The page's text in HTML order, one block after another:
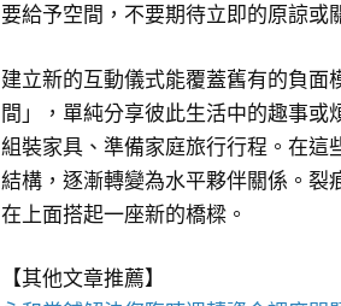
要給予空間，不要期待立即的原諒或
建立新的互動儀式能覆蓋舊有的負
間」，單純分享彼此生活中的趣事
組裝家具、準備家庭旅行行程。在這
結構，逐漸轉變為水平夥伴關係。裂
在上面搭起一座新的橋樑。
【其他文章推薦】